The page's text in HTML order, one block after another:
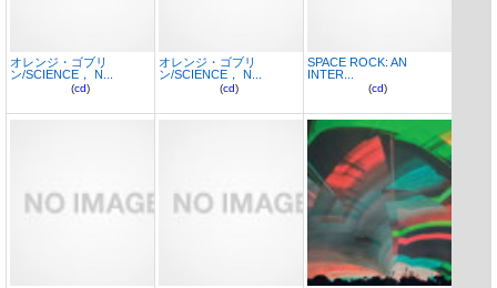
オレンジ・ゴブリ
ン/SCIENCE， N...
(cd)
オレンジ・ゴブリ
ン/SCIENCE， N...
(cd)
SPACE ROCK: AN
INTER...
(cd)